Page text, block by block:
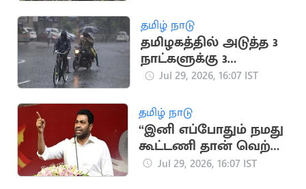
தமிழ் நாடு
தமிழகத்தில் அடுத்த 3
நாட்களுக்கு 3
மாவட்டங்களில்
Jul 29, 2026, 16:07 IST
தமிழ் நாடு
“இனி எப்போதும் நமது
கூட்டணி தான் வெற்றி
பெறும்”.. அமைச்சர்
Jul 29, 2026, 16:07 IST